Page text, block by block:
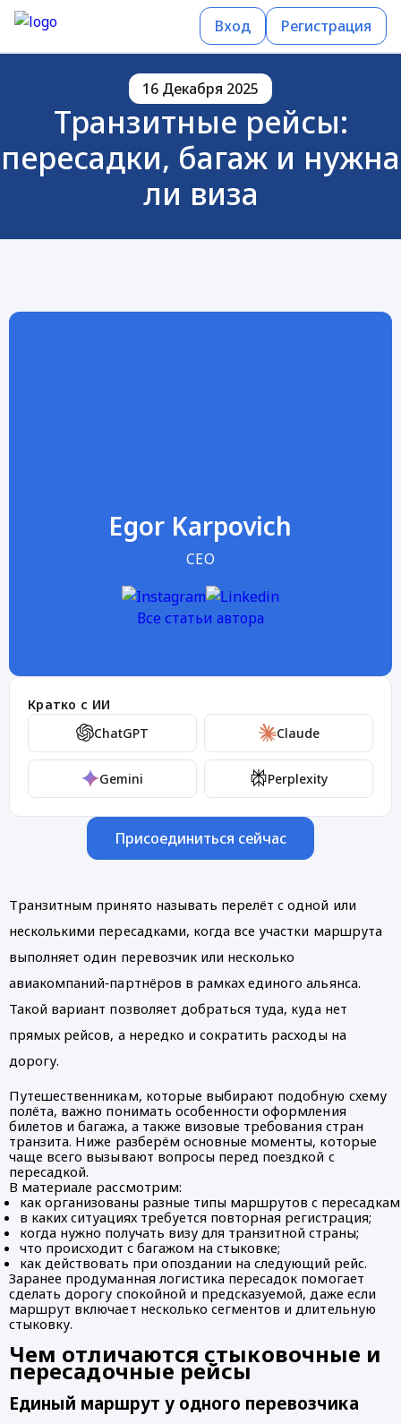
Вход Регистрация
16 Декабря 2025
Транзитные рейсы:
пересадки, багаж и нужна
ли виза
Egor Karpovich
CEO
Все статьи автора
Кратко с ИИ
ChatGPT
Claude
Gemini Perplexity
Присоединиться сейчас
Транзитным принято называть перелёт с одной или
несколькими пересадками, когда все участки маршрута
выполняет один перевозчик или несколько
авиакомпаний‑партнёров в рамках единого альянса.
Такой вариант позволяет добраться туда, куда нет
прямых рейсов, а нередко и сократить расходы на
дорогу.
Путешественникам, которые выбирают подобную схему
полёта, важно понимать особенности оформления
билетов и багажа, а также визовые требования стран
транзита. Ниже разберём основные моменты, которые
чаще всего вызывают вопросы перед поездкой с
пересадкой.
В материале рассмотрим:
как организованы разные типы маршрутов с
в каких ситуациях требуется повторная регистрация;
когда нужно получать визу для транзитной страны;
что происходит с багажом на стыковке;
как действовать при опоздании на следующий рейс.
Заранее продуманная логистика пересадок помогает
сделать дорогу спокойной и предсказуемой, даже если
маршрут включает несколько сегментов и длительную
стыковку.
Чем отличаются стыковочные и
пересадочные рейсы
Единый маршрут у одного перевозчика